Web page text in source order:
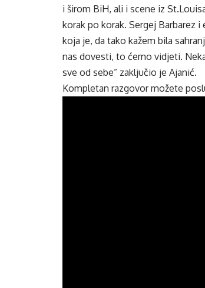
i širom BiH, ali i scene iz
korak po korak. Sergej Barbarez
koja je, da tako kažem bila
nas dovesti, to ćemo vidjeti.
sve od sebe” zaključio je Ajanić.
Kompletan razgovor možete